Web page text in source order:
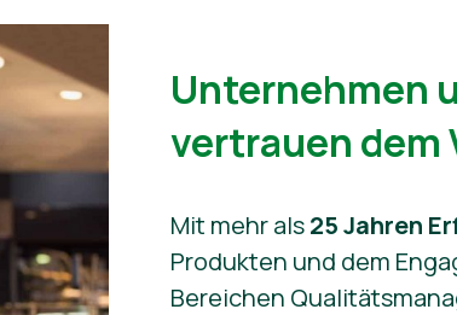
Unternehmen
vertrauen dem
Mit mehr als25 Jahren
Produkten und dem
Bereichen